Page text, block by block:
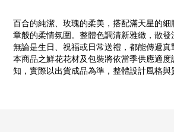
百合的純潔、玫瑰的柔美，搭配滿天星的細
章般的柔情氛圍。整體色調清新雅緻，散發
無論是生日、祝福或日常送禮，都能傳遞真
本商品之鮮花花材及包裝將依當季供應適度
知，實際以出貨成品為準，整體設計風格與